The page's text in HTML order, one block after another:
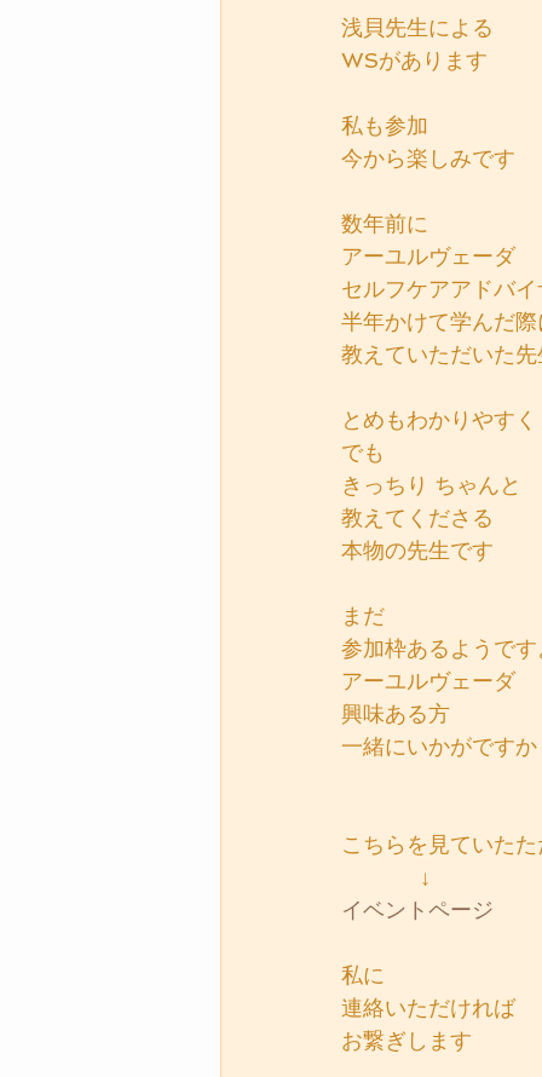
浅貝先生による
WSがあります
私も参加
今から楽しみです
数年前に
アーユルヴェーダ
セルフケアアドバ
半年かけて学んだ際
教えていただいた先
とめもわかりやすく
でも
きっちり ちゃんと
教えてくださる
本物の先生です
まだ
参加枠あるようです
アーユルヴェーダ
興味ある方
一緒にいかがですか
こちらを見ていた
↓
イベントページ
私に
連絡いただければ
お繋ぎします